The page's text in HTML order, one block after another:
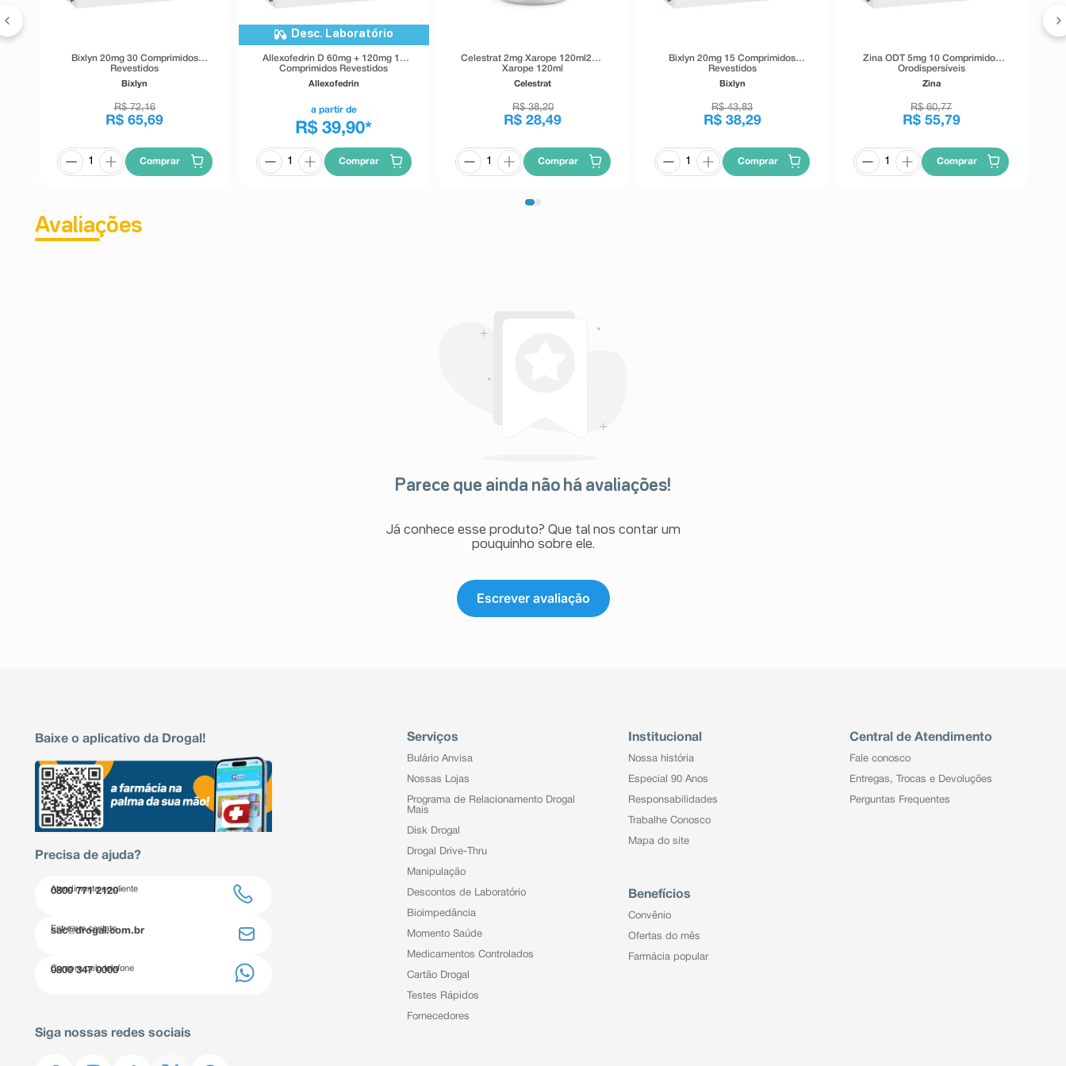
Bixlyn 20mg 30 Comprimidos
Revestidos
Bixlyn
R$ 72,16
R$ 65,69
Comprar
Desc. Laboratório
Allexofedrin D 60mg + 120mg 10
Comprimidos Revestidos
Allexofedrin
a partir de
R$ 39,90*
Comprar
Celestrat 2mg Xarope 120ml2mg
Xarope 120ml
Celestrat
R$ 38,20
R$ 28,49
Comprar
Bixlyn 20mg 15 Comprimidos
Revestidos
Bixlyn
R$ 43,83
R$ 38,29
Comprar
Zina ODT 5mg 10 Comprimidos
Orodispersíveis
Zina
R$ 60,77
R$ 55,79
Comprar
Avaliações
Parece que ainda não há avaliações!
Já conhece esse produto? Que tal nos contar um
pouquinho sobre ele.
Escrever avaliação
Baixe o aplicativo da Drogal!
Precisa de ajuda?
Atendimento ao cliente
0800 771 2120
Entre em contato
sac@drogal.com.br
Compre pelo telefone
0800 347 0000
Siga nossas redes sociais
Serviços
Bulário Anvisa
Nossas Lojas
Programa de Relacionamento Drogal
Mais
Disk Drogal
Drogal Drive-Thru
Manipulação
Descontos de Laboratório
Bioimpedância
Momento Saúde
Medicamentos Controlados
Cartão Drogal
Testes Rápidos
Fornecedores
Institucional
Nossa história
Especial 90 Anos
Responsabilidades
Trabalhe Conosco
Mapa do site
Benefícios
Convênio
Ofertas do mês
Farmácia popular
Central de Atendimento
Fale conosco
Entregas, Trocas e Devoluções
Perguntas Frequentes